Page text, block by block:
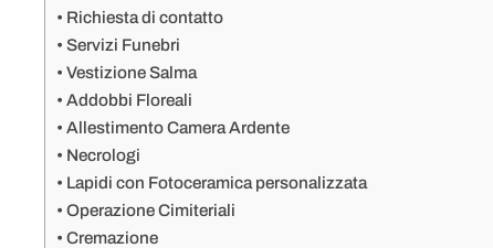
Richiesta di contatto
Servizi Funebri
Vestizione Salma
Addobbi Floreali
Allestimento Camera Ardente
Necrologi
Lapidi con Fotoceramica personalizzata
Operazione Cimiteriali
Cremazione